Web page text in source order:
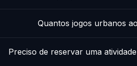
Quantos jogos urbanos
Preciso de reservar uma